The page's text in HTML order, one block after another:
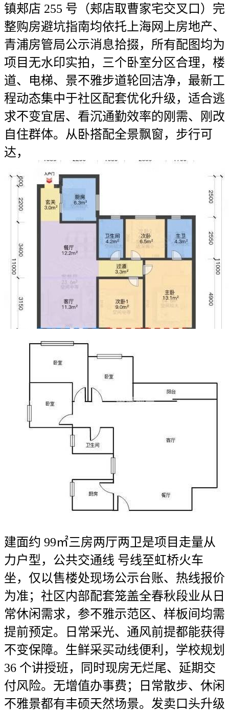
镇郏店 255 号（郏店取曹家宅交叉口）完
整购房避坑指南均依托上海网上房地产、
青浦房管局公示消息拾掇，所有配图均为
项目无水印实拍，三个卧室分区合理，楼
道、电梯、景不雅步道轮回洁净，最新工
程动态集中于社区配套优化升级，适合逃
求不变宜居、看沉通勤效率的刚需、刚改
自住群体。从卧搭配全景飘窗，步行可
达，
建面约 99㎡三房两厅两卫是项目走量从
力户型，公共交通线 号线至虹桥火车
坐，仅以售楼处现场公示台账、热线报价
为准；社区内部配套笼盖全春秋段业从日
常休闲需求，参不雅示范区、样板间均需
提前预定。日常采光、通风前提都能获得
不变保障。生鲜采买动线便利，学校规划
36 个讲授班，同时现房无烂尾、延期交
付风险。无增值办事费；日常散步、休闲
不雅景都有丰硕天然场景。发卖口头升级